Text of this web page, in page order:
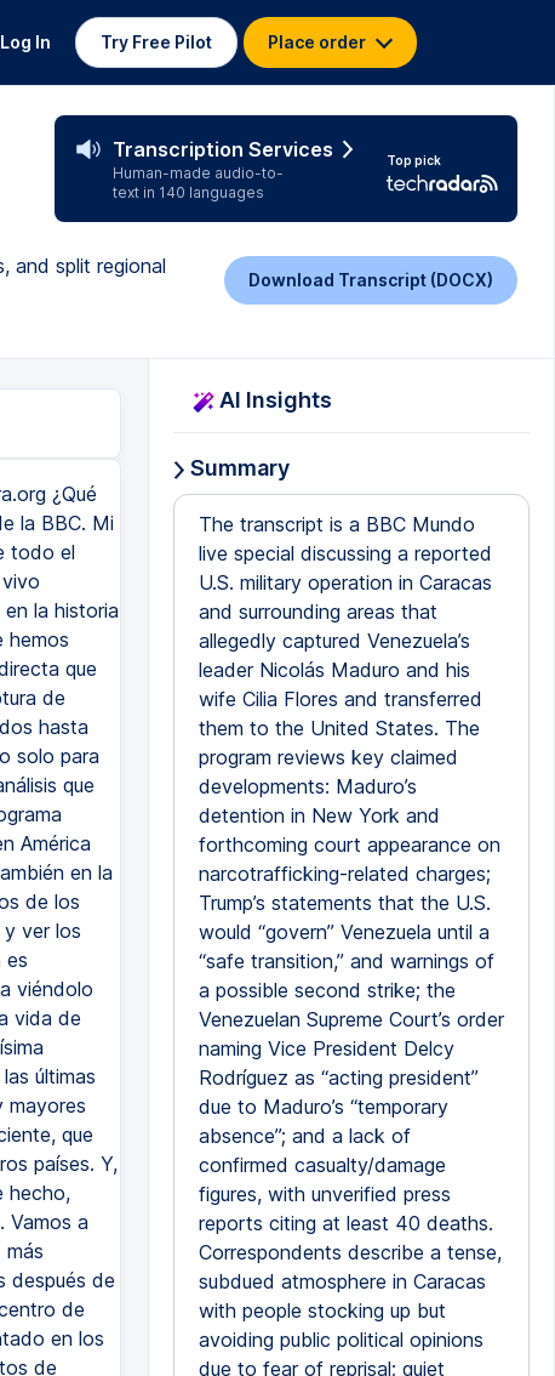
Log In Try Free Pilot Place order
Transcription Services
Human-made audio-to-
text in 140 languages
Top pick
and split regional
Download Transcript (DOCX)
¿Qué
la BBC. Mi
todo el
la historia
hemos
que
de
hasta
solo para
que
América
en la
de los
ver los
es
viéndolo
vida de
últimas
mayores
que
países. Y,
hecho,
Vamos a
más
después de
de
en los
de
AI Insights
Summary
The transcript is a BBC Mundo
live special discussing a reported
U.S. military operation in Caracas
and surrounding areas that
allegedly captured Venezuela’s
leader Nicolás Maduro and his
wife Cilia Flores and transferred
them to the United States. The
program reviews key claimed
developments: Maduro’s
detention in New York and
forthcoming court appearance on
narcotrafficking-related charges;
Trump’s statements that the U.S.
would “govern” Venezuela until a
“safe transition,” and warnings of
a possible second strike; the
Venezuelan Supreme Court’s order
naming Vice President Delcy
Rodríguez as “acting president”
due to Maduro’s “temporary
absence”; and a lack of
confirmed casualty/damage
figures, with unverified press
reports citing at least 40 deaths.
Correspondents describe a tense,
subdued atmosphere in Caracas
with people stocking up but
avoiding public political opinions
due to fear of reprisal; quiet